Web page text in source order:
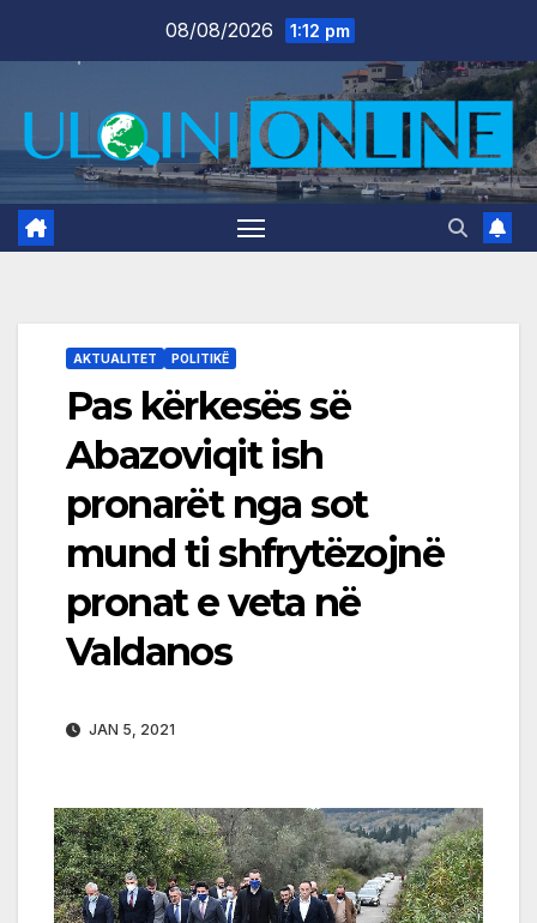
08/08/2026 1:12 pm
AKTUALITET POLITIKË
Pas kërkesës së
Abazoviqit ish
pronarët nga sot
mund ti shfrytëzojnë
pronat e veta në
Valdanos
JAN 5, 2021